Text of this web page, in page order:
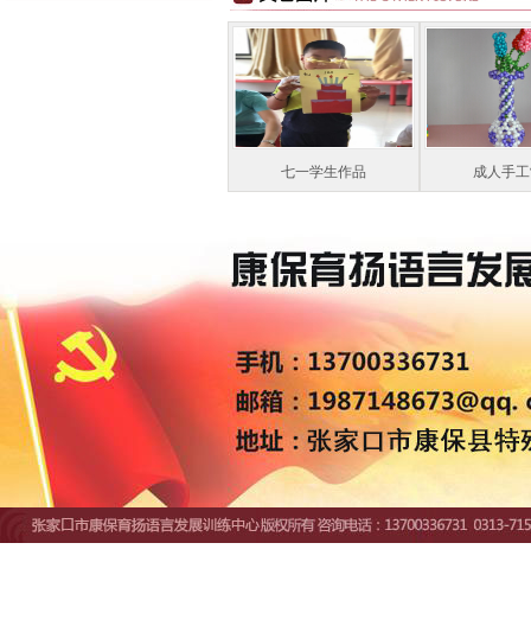
七一学生作品 成人手